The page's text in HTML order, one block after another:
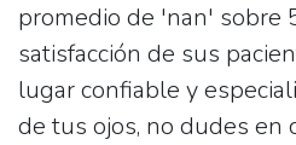
promedio de 'nan' sobre
satisfacción de sus
lugar confiable y
de tus ojos, no dudes en